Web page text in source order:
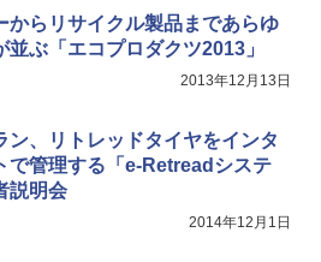
からリサイクル製品まであらゆ
並ぶ「エコプロダクツ2013」
2013年12月13日
ン、リトレッドタイヤをインタ
で管理する「e-Retreadシステ
説明会
2014年12月1日